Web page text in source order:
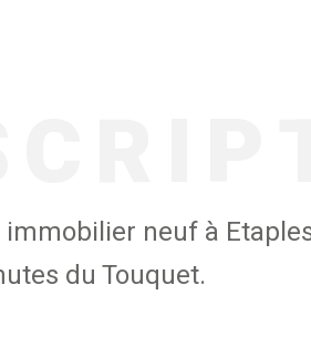
neuf à
du Touquet.